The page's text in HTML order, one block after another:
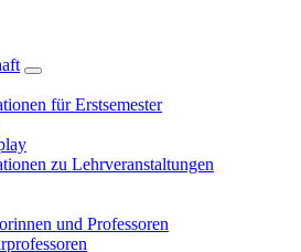
für Erstsemester
zu Lehrveranstaltungen
und Professoren